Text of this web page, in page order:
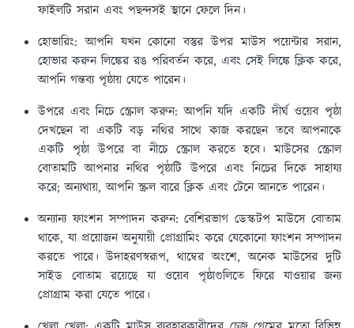
ফাইলটি সরান এবং পছন্দসই স্থানে ফেলে দিন।
হোভারিং:আপনি যখন কোনো বস্তুর উপর মাউস পয়েন্টার সরান,
হোভার করুন লিঙ্কের রঙ পরিবর্তন করে, এবং সেই লিঙ্কে ক্লিক করে,
আপনি গন্তব্য পৃষ্ঠায় যেতে পারেন।
উপরে এবং নিচে স্ক্রোল করুন:আপনি যদি একটি দীর্ঘ ওয়েব পৃষ্ঠা
দেখছেন বা একটি বড় নথির সাথে কাজ করছেন তবে আপনাকে
একটি পৃষ্ঠা উপরে বা নীচে স্ক্রোল করতে হবে। মাউসের স্ক্রোল
বোতামটি আপনার নথির পৃষ্ঠাটি উপরে এবং নিচের দিকে সাহায্য
করে; অন্যথায়, আপনি স্ক্রল বারে ক্লিক এবং টেনে আনতে পারেন।
অন্যান্য ফাংশন সম্পাদন করুন:বেশিরভাগ ডেস্কটপ মাউসে বোতাম
থাকে, যা প্রয়োজন অনুযায়ী প্রোগ্রামিং করে যেকোনো ফাংশন সম্পাদন
করতে পারে। উদাহরণস্বরূপ, থাম্বের অংশে, অনেক মাউসের দুটি
সাইড বোতাম রয়েছে যা ওয়েব পৃষ্ঠাগুলিতে ফিরে যাওয়ার জন্য
প্রোগ্রাম করা যেতে পারে।